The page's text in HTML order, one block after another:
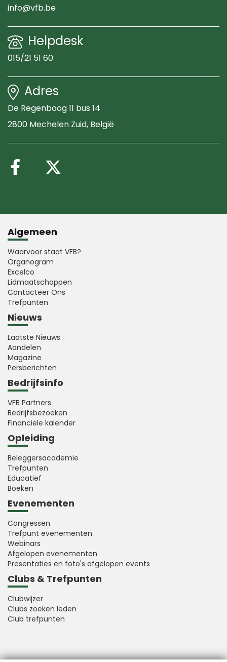
info@vfb.be
Helpdesk
015/21 51 60
Adres
De Regenboog 11 bus 14
2800 Mechelen Zuid, België
Volg ons op Facebook
Algemeen
Waarvoor staat VFB?
Organogram
Excelco
Lidmaatschappen
Contacteer Ons
Trefpunten
Nieuws
Laatste Nieuws
Aandelen
Magazine
Persberichten
Bedrijfsinfo
VFB Partners
Bedrijfsbezoeken
Financiële kalender
Opleiding
Beleggersacademie
Trefpunten
Educatief
Boeken
Evenementen
Congressen
Trefpunt evenementen
Webinars
Afgelopen evenementen
Presentaties en foto's afgelopen events
Clubs & Trefpunten
Clubwijzer
Clubs zoeken leden
Club trefpunten